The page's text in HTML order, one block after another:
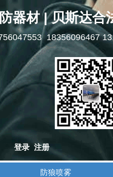
防狼喷雾
器材 | 贝斯达合
登录 注册
18356096467